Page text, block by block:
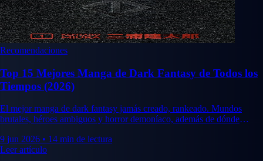
Recomendaciones
Top 15 Mejores Manga de Dark Fantasy de Todos los
Tiempos (2026)
El mejor manga de dark fantasy jamás creado, rankeado. Mundos
brutales, héroes ambiguos y horror demoníaco, además de dónde
9 jun 2026 • 14 min de lectura
Leer artículo